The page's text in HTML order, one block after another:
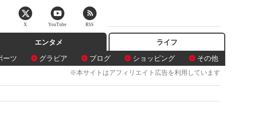
エンタメ
ーツ グラビア ブログ ショッピング その他
ライフ
※本サイトはアフィリエイト広告を利用しています
X YouTube RSS